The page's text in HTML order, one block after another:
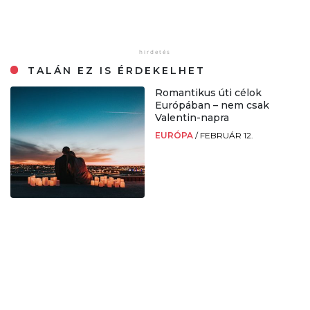
TALÁN EZ IS ÉRDEKELHET
Romantikus úti célok
Európában – nem csak
Valentin-napra
EURÓPA / FEBRUÁR 12.